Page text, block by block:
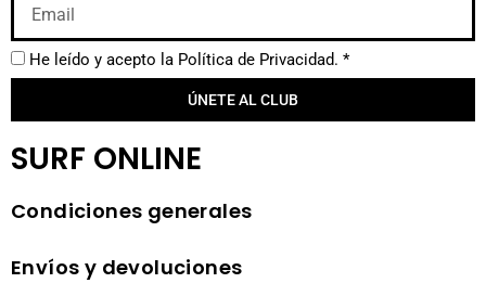
He leído y acepto la Política de Privacidad. *
ÚNETE AL CLUB
SURF ONLINE
Condiciones generales
Envíos y devoluciones